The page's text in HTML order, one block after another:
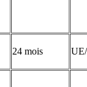
24 mois